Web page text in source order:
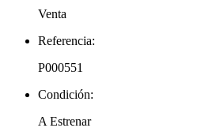
Venta
Referencia:
P000551
Condición:
A Estrenar